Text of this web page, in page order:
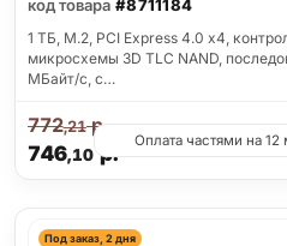
код товара #8711184
1 ТБ, M.2, PCI Express 4.0 x4,
микросхемы 3D TLC NAND,
МБайт/с, с…
746,10р.
772,21р.
Оплата частями на
Под заказ, 2 дня